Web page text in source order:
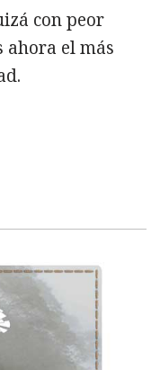
con peor
ahora el más